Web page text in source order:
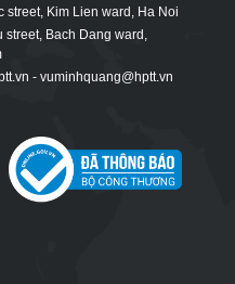
street, Kim Lien ward, Ha Noi
street, Bach Dang ward,
- vuminhquang@hptt.vn